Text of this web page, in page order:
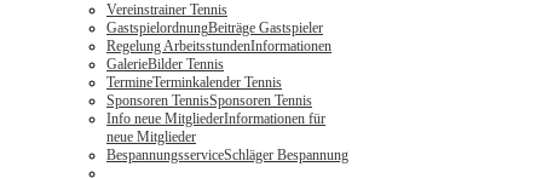
Vereinstrainer Tennis
GastspielordnungBeiträge Gastspieler
Regelung ArbeitsstundenInformationen
GalerieBilder Tennis
TermineTerminkalender Tennis
Sponsoren TennisSponsoren Tennis
Info neue MitgliederInformationen für
neue Mitglieder
BespannungsserviceSchläger Bespannung